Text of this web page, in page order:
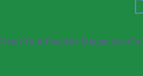
Read Your Favorite Magazines